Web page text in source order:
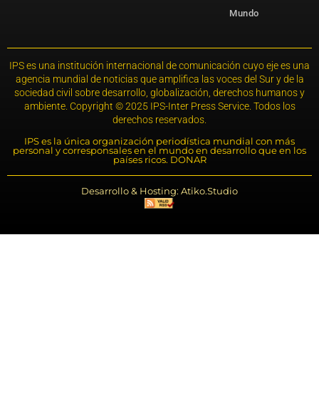
Mundo
IPS es una institución internacional de comunicación cuyo eje es una
agencia mundial de noticias que amplifica las voces del Sur y de la
sociedad civil sobre desarrollo, globalización, derechos humanos y
ambiente. Copyright © 2025 IPS-Inter Press Service. Todos los
derechos reservados.
IPS es la única organización periodística mundial con más
personal y corresponsales en el mundo en desarrollo que en los
países ricos. DONAR
Desarrollo & Hosting: Atiko.Studio